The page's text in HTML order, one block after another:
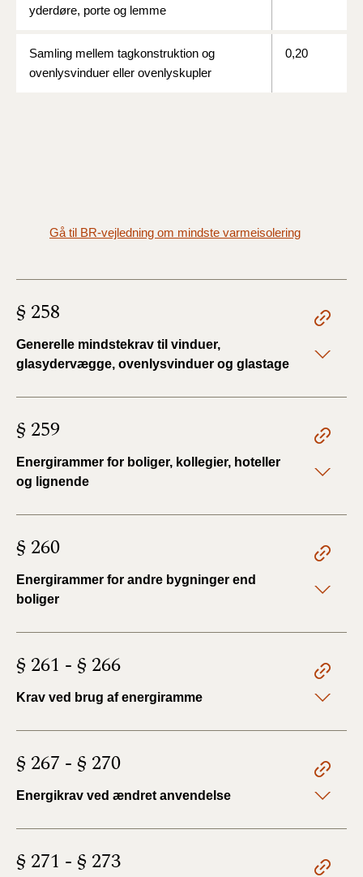
yderdøre, porte og lemme
Samling mellem tagkonstruktion og
ovenlysvinduer eller ovenlyskupler
0,20
Gå til BR-vejledning om mindste varmeisolering
§ 258
Generelle mindstekrav til vinduer,
glasydervægge, ovenlysvinduer og glastage
§ 259
Energirammer for boliger, kollegier, hoteller
og lignende
§ 260
Energirammer for andre bygninger end
boliger
§ 261 - § 266
Krav ved brug af energiramme
§ 267 - § 270
Energikrav ved ændret anvendelse
§ 271 - § 273